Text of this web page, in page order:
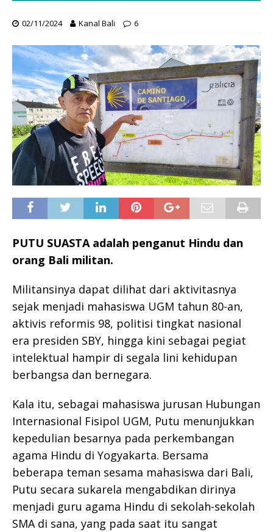
02/11/2024 Kanal Bali 6
PUTU SUASTA adalah penganut Hindu dan
orang Bali militan.
Militansinya dapat dilihat dari aktivitasnya
sejak menjadi mahasiswa UGM tahun 80-an,
aktivis reformis 98, politisi tingkat nasional
era presiden SBY, hingga kini sebagai pegiat
intelektual hampir di segala lini kehidupan
berbangsa dan bernegara.
Kala itu, sebagai mahasiswa jurusan Hubungan
Internasional Fisipol UGM, Putu menunjukkan
kepedulian besarnya pada perkembangan
agama Hindu di Yogyakarta. Bersama
beberapa teman sesama mahasiswa dari Bali,
Putu secara sukarela mengabdikan dirinya
menjadi guru agama Hindu di sekolah-sekolah
SMA di sana, yang pada saat itu sangat